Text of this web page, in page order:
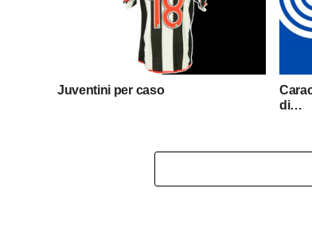
Juventini per caso
di…